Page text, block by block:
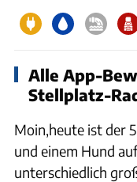
Alle App-
Stellplatz-
Moin,heute ist der
und einem Hund
unterschiedlich